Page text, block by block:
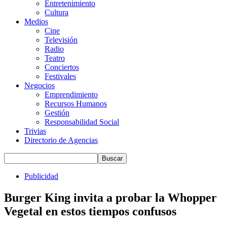
Entretenimiento
Cultura
Medios
Cine
Televisión
Radio
Teatro
Conciertos
Festivales
Negocios
Emprendimiento
Recursos Humanos
Gestión
Responsabilidad Social
Trivias
Directorio de Agencias
Publicidad
Burger King invita a probar la Whopper
Vegetal en estos tiempos confusos